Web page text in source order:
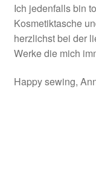
Ich jedenfalls bin
Kosmetiktasche
herzlichst bei der
Werke die mich
Happy sewing,